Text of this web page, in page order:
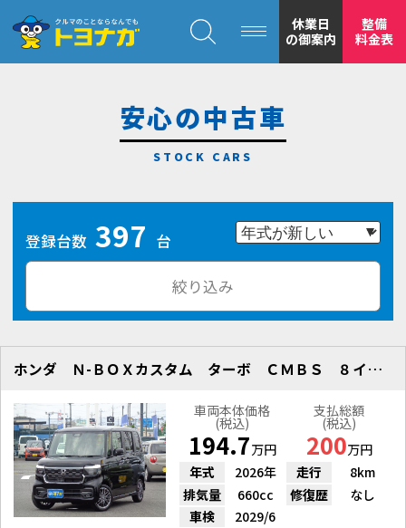
安心の
休業日
の御案内
整備
料金表
安心の中古車
登録台数 397 台
絞り込み
ホンダ Ｎ-ＢＯＸカスタム ターボ ＣＭＢＳ ８インチナビ Ｂカメラ
車両本体価格
(税込)
194.7万円
支払総額
(税込)
200万円
年式
2026年 走行
8km
排気量
660cc 修復歴
なし
車検
2029/6